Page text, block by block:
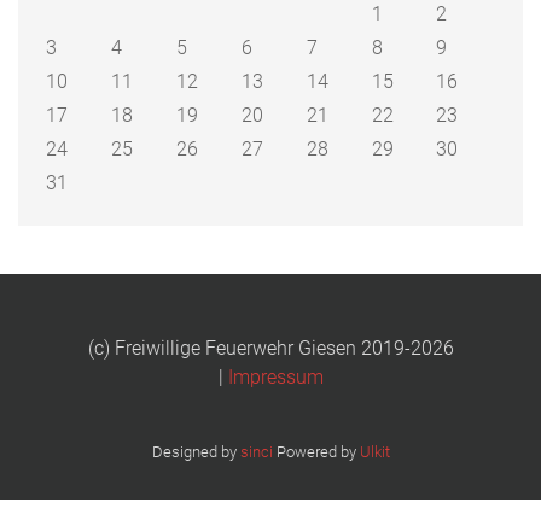
1
2
3
4 5 6 7 8
9
10
11 12 13 14 15
16
17
18 19 20 21 22
23
24
25 26 27 28 29
30
31
(c) Freiwillige Feuerwehr Giesen 2019-2026
| Impressum
Designed by sinci Powered by Ulkit